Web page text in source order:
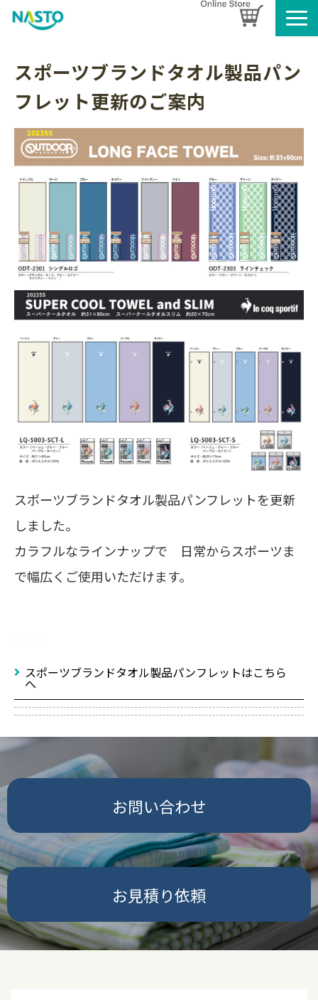
製品情報
お知らせ
ブログ
名入れタオルのご案内
採用情報
スポーツブランドタオル製品パン
フレット更新のご案内
スポーツブランドタオル製品パンフレットを更新
しました。
カラフルなラインナップで 日常からスポーツま
で幅広くご使用いただけます。
スポーツブランドタオル製品パンフレットはこちら
へ
お問い合わせ
お見積り依頼